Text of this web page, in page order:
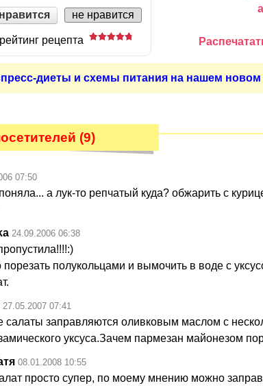
нравится не нравится
рейтинг рецепта
диеты и схемы питания на нашем новом
(9)
07:50
а лук-то репчатый куда? обжарить с
24.09.2006 06:38
порезать полукольцами и вымочить в воде с
27.05.2007 07:41
салаты заправляются оливковым маслом с
уксуса.Зачем пармезан майонезом
08.01.2008 10:55
просто супер, по моему мнению можно